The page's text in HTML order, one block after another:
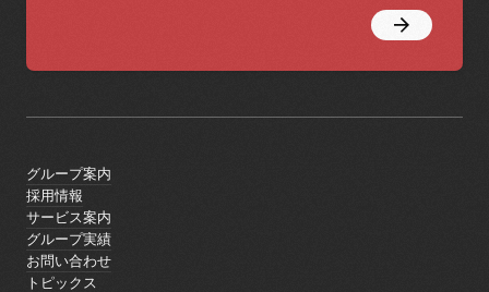
グループ案内
グループ案内
採用情報
採用情報
サービス案内
サービス案内
グループ実績
グループ実績
お問い合わせ
お問い合わせ
トピックス